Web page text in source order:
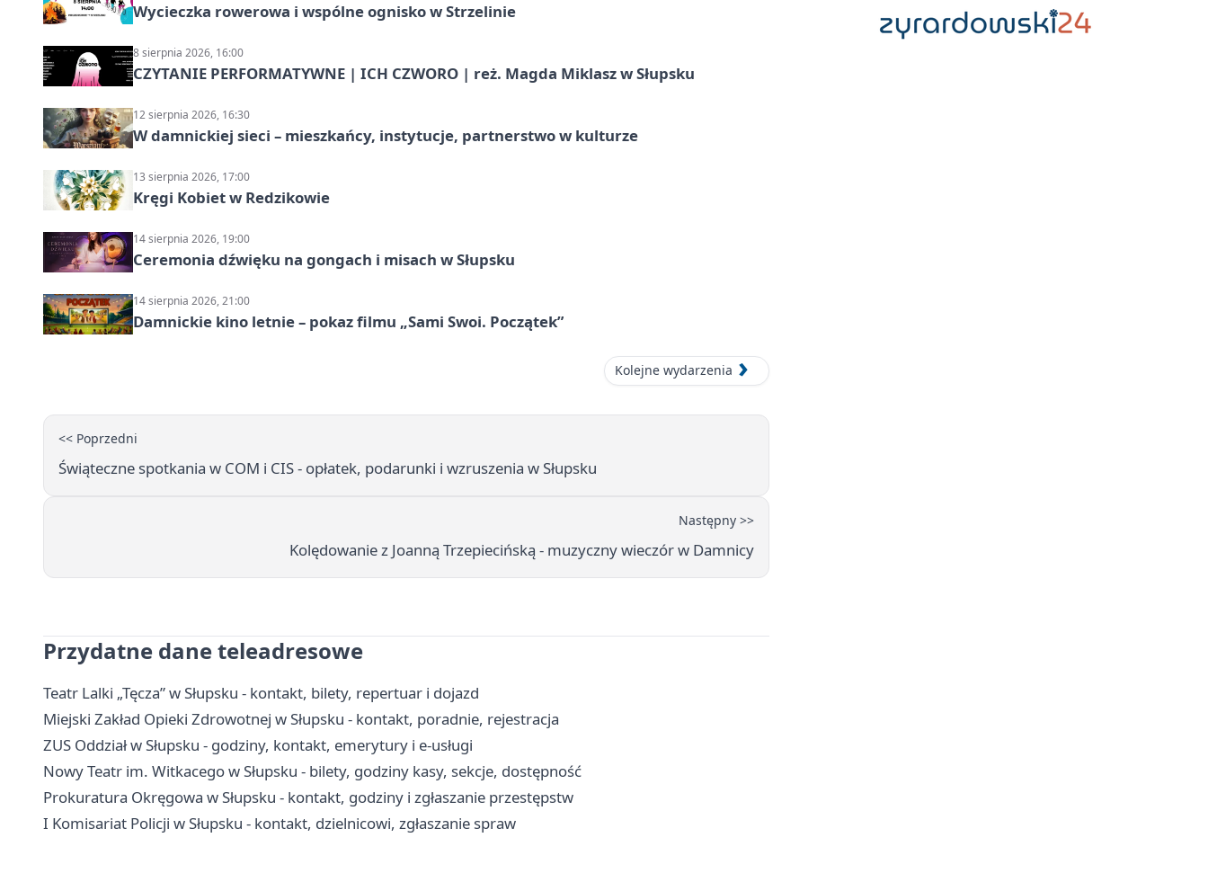
Wycieczka rowerowa i wspólne ognisko w Strzelinie
8 sierpnia 2026, 16:00
CZYTANIE PERFORMATYWNE | ICH CZWORO | reż. Magda Miklasz w Słupsku
12 sierpnia 2026, 16:30
W damnickiej sieci – mieszkańcy, instytucje, partnerstwo w kulturze
13 sierpnia 2026, 17:00
Kręgi Kobiet w Redzikowie
14 sierpnia 2026, 19:00
Ceremonia dźwięku na gongach i misach w Słupsku
14 sierpnia 2026, 21:00
Damnickie kino letnie – pokaz filmu „Sami Swoi. Początek”
Kolejne wydarzenia
<< Poprzedni
Świąteczne spotkania w COM i CIS - opłatek, podarunki i wzruszenia w Słupsku
Następny >>
Kolędowanie z Joanną Trzepiecińską - muzyczny wieczór w Damnicy
Przydatne dane teleadresowe
Teatr Lalki „Tęcza” w Słupsku - kontakt, bilety, repertuar i dojazd
Miejski Zakład Opieki Zdrowotnej w Słupsku - kontakt, poradnie, rejestracja
ZUS Oddział w Słupsku - godziny, kontakt, emerytury i e-usługi
Nowy Teatr im. Witkacego w Słupsku - bilety, godziny kasy, sekcje, dostępność
Prokuratura Okręgowa w Słupsku - kontakt, godziny i zgłaszanie przestępstw
I Komisariat Policji w Słupsku - kontakt, dzielnicowi, zgłaszanie spraw